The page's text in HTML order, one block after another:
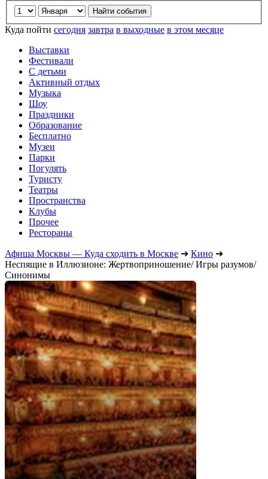
Куда пойти сегодня завтра в выходные в этом месяце
Выставки
Фестивали
С детьми
Активный отдых
Музыка
Шоу
Праздники
Образование
Бесплатно
Музеи
Парки
Погулять
Туристу
Театры
Пространства
Клубы
Прочее
Рестораны
Афиша Москвы — Куда сходить в Москве ➔ Кино ➔
Неспящие в Иллюзионе: Жертвоприношение/ Игры разумов/
Синонимы